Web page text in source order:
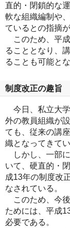
直的・閉鎖的な
軟な組織編制や
ているとの指摘
このため、平
ることとなり、
ることも可能とな
制度改正の趣旨
今日、私立大
外の教員組織が
ても、従来の講
織となってきてい
しかし、一部
いて、硬直的・
成13年の制度改
なされている。
このため、今後
ためには、平成
必要である。